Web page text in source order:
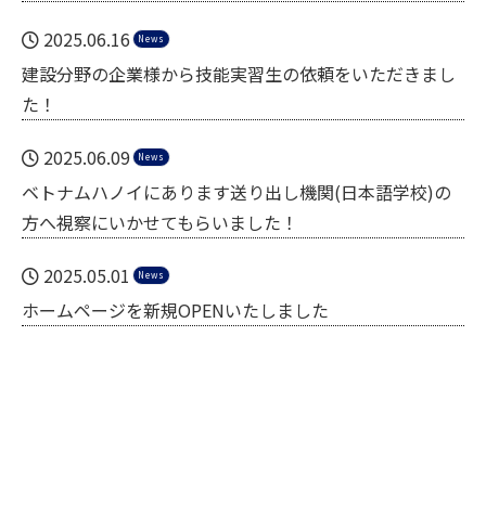
2025.06.16 News
建設分野の企業様から技能実習生の依頼をいただきまし
た！
2025.06.09 News
ベトナムハノイにあります送り出し機関(日本語学校)の
方へ視察にいかせてもらいました！
2025.05.01 News
ホームページを新規OPENいたしました